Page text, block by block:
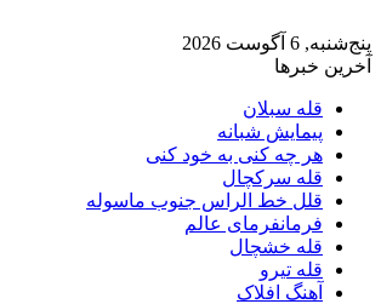
پنج‌شنبه, 6 آگوست 2026
آخرین خبرها
قله سبلان
پیمایش شبانه
هر چه کنی به خود کنی
قله سرکچال
قلل خط الراس جنوب ماسوله
فرمانفرمای عالم
قله خشچال
قله تیرو
آهنگ افلاک